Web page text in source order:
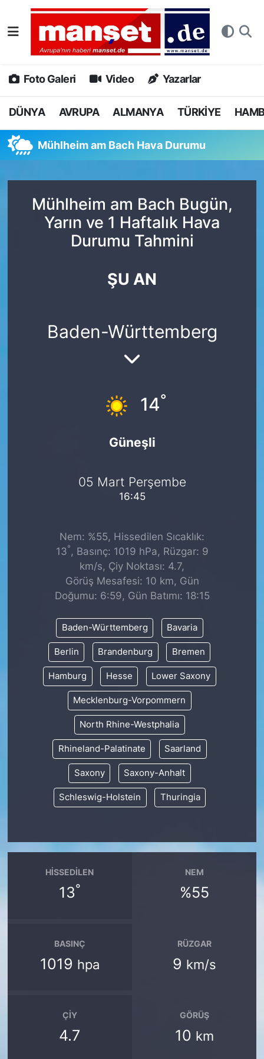
Foto Galeri Video Yazarlar
DÜNYA AVRUPA ALMANYA TÜRKİYE
Mühlheim am Bach Hava Durumu
Mühlheim am Bach Bugün,
Yarın ve 1 Haftalık Hava
Durumu Tahmini
ŞU AN
Baden-Württemberg
14°
Güneşli
05 Mart Perşembe
16:45
Nem: %55, Hissedilen Sıcaklık:
13° , Basınç: 1019 hPa, Rüzgar: 9
km/s, Çiy Noktası: 4.7,
Görüş Mesafesi: 10 km, Gün
Doğumu: 6:59, Gün Batımı: 18:15
Baden-Württemberg Bavaria
Berlin Brandenburg Bremen
Hamburg Hesse Lower Saxony
Mecklenburg-Vorpommern
North Rhine-Westphalia
Rhineland-Palatinate Saarland
Saxony Saxony-Anhalt
Schleswig-Holstein Thuringia
HISSEDILEN
13°
NEM
%55
BASINÇ
1019 hpa
RÜZGAR
9 km/s
ÇIY
4.7
GÖRÜŞ
10 km
DÜNYA
AVRUPA
ALMANYA
SPOR
DEUTSCH
Nöbetçi Eczaneler
Hava Durumu
Namaz Vakitleri
Tüm Manşetler
Son Dakika Haberleri